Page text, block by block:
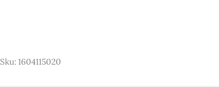
Sku: 1604115020